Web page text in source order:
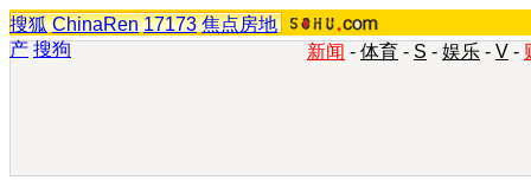
搜狐 ChinaRen 17173 焦点房地
产 搜狗 新闻 - 体育 - S - 娱乐 - V -